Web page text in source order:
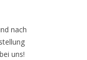
nach
uns!